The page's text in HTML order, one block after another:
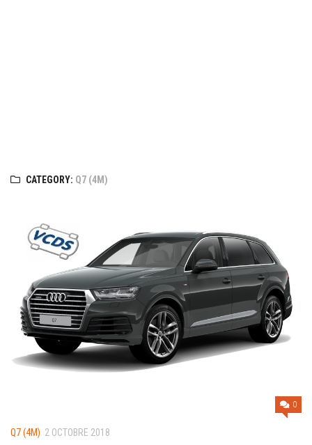
CATEGORY: Q7 (4M)
0
Q7 (4M) 2 OCTOBRE 2018